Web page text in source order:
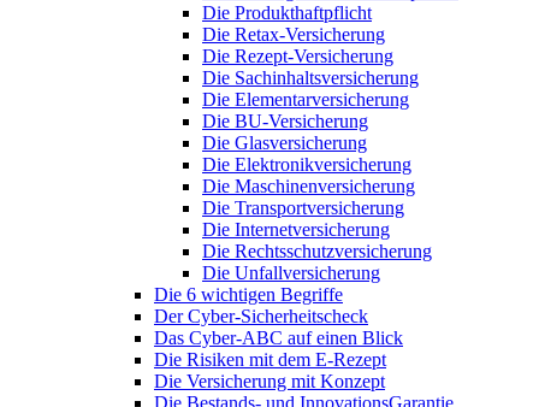
Die Produkthaftpflicht
Die Retax-Versicherung
Die Rezept-Versicherung
Die Sachinhaltsversicherung
Die Elementarversicherung
Die BU-Versicherung
Die Glasversicherung
Die Elektronikversicherung
Die Maschinenversicherung
Die Transportversicherung
Die Internetversicherung
Die Rechtsschutzversicherung
Die Unfallversicherung
Die 6 wichtigen Begriffe
Der Cyber-Sicher­heits­check
Das Cyber-ABC auf einen Blick
Die Risiken mit dem E-Rezept
Die Versicherung mit Konzept
Die Bestands- und InnovationsGarantie